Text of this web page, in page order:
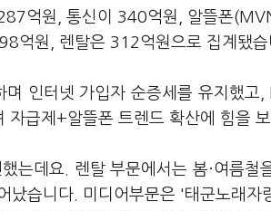
억원, 통신이 340억원, 알뜰폰
억원, 렌탈은 312억원으로 집계됐습
며 인터넷 가입자 순증세를 유지했
자급제+알뜰폰 트렌드 확산에 힘을
는데요. 렌탈 부문에서는 봄·여름철
났습니다. 미디어부문은 '태군노래